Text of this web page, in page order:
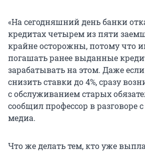
«На сегодняшний день банки
кредитах четырем из пяти
крайне осторожны, потому что
погашать ранее выданные
зарабатывать на этом. Даже
снизить ставки до 4%, сразу
с обслуживанием старых
сообщил профессор в разговоре
медиа.
Что же делать тем, кто уже